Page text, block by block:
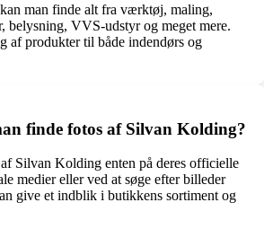
man finde alt fra værktøj, maling,
belysning, VVS-udstyr og meget mere.
af produkter til både indendørs og
finde fotos af Silvan Kolding?
Silvan Kolding enten på deres officielle
medier eller ved at søge efter billeder
give et indblik i butikkens sortiment og